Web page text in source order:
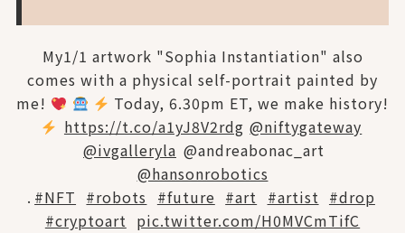
My1/1 artwork "Sophia Instantiation" also
comes with a physical self-portrait painted by
me!
Today, 6.30pm ET, we make history!
https://t.co/a1yJ8V2rdg @niftygateway
@ivgalleryla @andreabonac_art
@hansonrobotics
. #NFT #robots #future #art #artist #drop
#cryptoart pic.twitter.com/H0MVCmTifC